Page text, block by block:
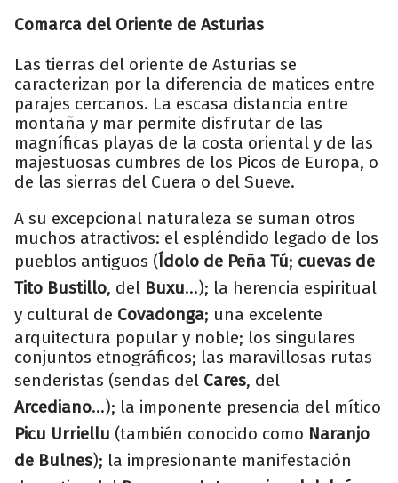
Comarca del Oriente de Asturias
Las tierras del oriente de Asturias se
caracterizan por la diferencia de matices entre
parajes cercanos. La escasa distancia entre
montaña y mar permite disfrutar de las
magníficas playas de la costa oriental y de las
majestuosas cumbres de los Picos de Europa, o
de las sierras del Cuera o del Sueve.
A su excepcional naturaleza se suman otros
muchos atractivos: el espléndido legado de los
pueblos antiguos (Ídolo de Peña Tú; cuevas de
Tito Bustillo, del Buxu...); la herencia espiritual
y cultural de Covadonga; una excelente
arquitectura popular y noble; los singulares
conjuntos etnográficos; las maravillosas rutas
senderistas (sendas del Cares, del
Arcediano...); la imponente presencia del mítico
Picu Urriellu (también conocido como Naranjo
de Bulnes); la impresionante manifestación